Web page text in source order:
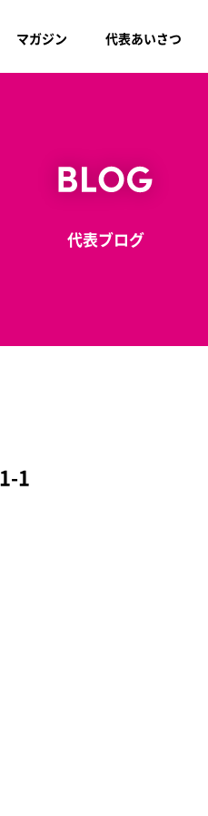
マガジン 代表あいさつ
代表ブログ
1